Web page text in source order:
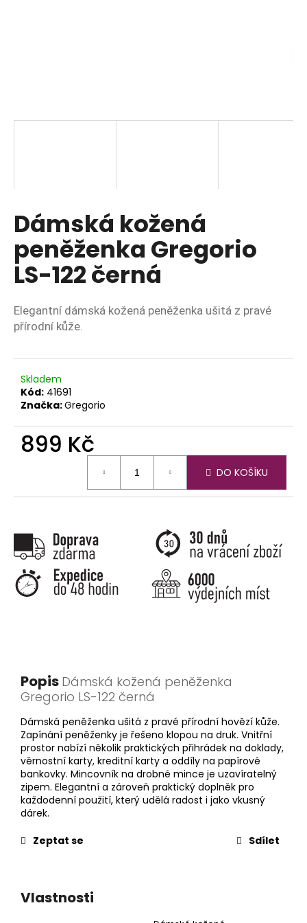
Dámská kožená
peněženka Gregorio
LS-122 černá
Elegantní dámská kožená peněženka ušitá z pravé
přírodní kůže.
Skladem
Kód: 41691
Značka:Gregorio
899 Kč
DO KOŠÍKU
Popis Dámská kožená peněženka
Gregorio LS-122 černá
Dámská peněženka ušitá z pravé přírodní hovězí kůže.
Zapínání peněženky je řešeno klopou na druk. Vnitřní
prostor nabízí několik praktických přihrádek na doklady,
věrnostní karty, kreditní karty a oddíly na papírové
bankovky. Mincovník na drobné mince je uzavíratelný
zipem. Elegantní a zároveň praktický doplněk pro
každodenní použití, který udělá radost i jako vkusný
dárek.
Zeptat se
Sdílet
Vlastnosti
D
o
p
o
r
č
u
e
m
e